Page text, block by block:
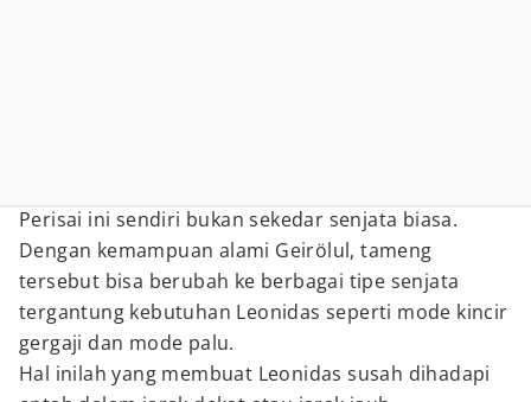
Perisai ini sendiri bukan sekedar senjata biasa.
Dengan kemampuan alami Geirölul, tameng
tersebut bisa berubah ke berbagai tipe senjata
tergantung kebutuhan Leonidas seperti mode kincir
gergaji dan mode palu.
Hal inilah yang membuat Leonidas susah dihadapi